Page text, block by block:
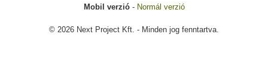
Mobil verzió- Normál verzió
© 2026 Next Project Kft. - Minden jog fenntartva.